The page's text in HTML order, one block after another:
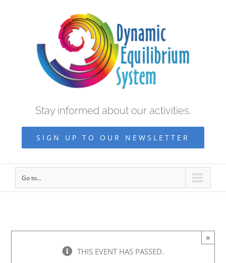
Stay informed about our activities.
SIGN UP TO OUR NEWSLETTER
Go to...
×
THIS EVENT HAS PASSED.